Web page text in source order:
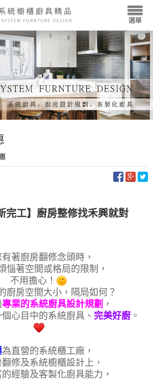
完工】廚房整修找禾興就對
著廚房翻修念頭時，
惱著空間或格局的限制，
不用擔心！
廚房空間大小，隔局如何？
專業的系統廚具設計規劃 ，
心目中的系統廚具、 完美好廚 。
為直營的系統櫃工廠，
修及系統櫥櫃設計上，
經驗及客製化廚具能力，